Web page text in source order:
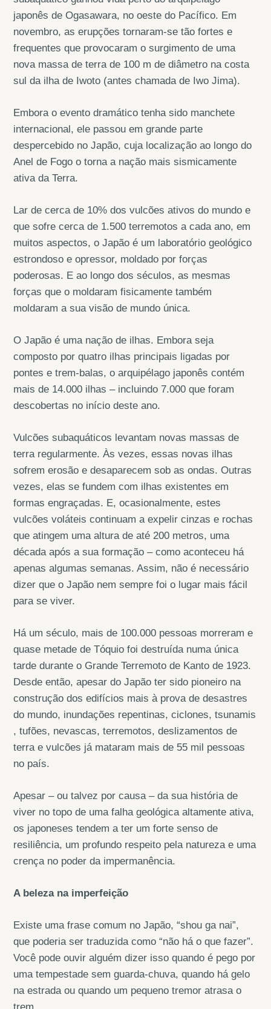
japonês de Ogasawara, no oeste do Pacífico. Em
novembro, as erupções tornaram-se tão fortes e
frequentes que provocaram o surgimento de uma
nova massa de terra de 100 m de diâmetro na costa
sul da ilha de Iwoto (antes chamada de Iwo Jima).
Embora o evento dramático tenha sido manchete
internacional, ele passou em grande parte
despercebido no Japão, cuja localização ao longo do
Anel de Fogo o torna a nação mais sismicamente
ativa da Terra.
Lar de cerca de 10% dos vulcões ativos do mundo e
que sofre cerca de 1.500 terremotos a cada ano, em
muitos aspectos, o Japão é um laboratório geológico
estrondoso e opressor, moldado por forças
poderosas. E ao longo dos séculos, as mesmas
forças que o moldaram fisicamente também
moldaram a sua visão de mundo única.
O Japão é uma nação de ilhas. Embora seja
composto por quatro ilhas principais ligadas por
pontes e trem-balas, o arquipélago japonês contém
mais de 14.000 ilhas – incluindo 7.000 que foram
descobertas no início deste ano.
Vulcões subaquáticos levantam novas massas de
terra regularmente. Às vezes, essas novas ilhas
sofrem erosão e desaparecem sob as ondas. Outras
vezes, elas se fundem com ilhas existentes em
formas engraçadas. E, ocasionalmente, estes
vulcões voláteis continuam a expelir cinzas e rochas
que atingem uma altura de até 200 metros, uma
década após a sua formação – como aconteceu há
apenas algumas semanas. Assim, não é necessário
dizer que o Japão nem sempre foi o lugar mais fácil
para se viver.
Há um século, mais de 100.000 pessoas morreram e
quase metade de Tóquio foi destruída numa única
tarde durante o Grande Terremoto de Kanto de 1923.
Desde então, apesar do Japão ter sido pioneiro na
construção dos edifícios mais à prova de desastres
do mundo, inundações repentinas, ciclones, tsunamis
, tufões, nevascas, terremotos, deslizamentos de
terra e vulcões já mataram mais de 55 mil pessoas
no país.
Apesar – ou talvez por causa – da sua história de
viver no topo de uma falha geológica altamente ativa,
os japoneses tendem a ter um forte senso de
resiliência, um profundo respeito pela natureza e uma
crença no poder da impermanência.
A beleza na imperfeição
Existe uma frase comum no Japão, “shou ga nai”,
que poderia ser traduzida como “não há o que fazer”.
Você pode ouvir alguém dizer isso quando é pego por
uma tempestade sem guarda-chuva, quando há gelo
na estrada ou quando um pequeno tremor atrasa o